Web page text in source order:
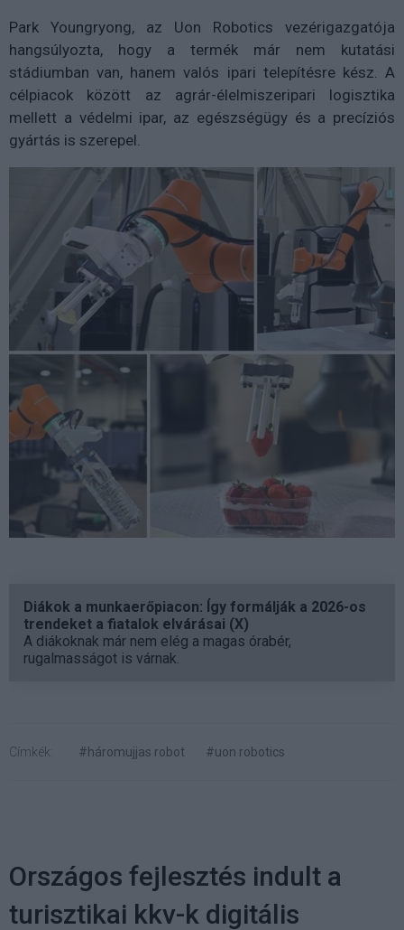
Park Youngryong, az Uon Robotics vezérigazgatója
hangsúlyozta, hogy a termék már nem kutatási
stádiumban van, hanem valós ipari telepítésre kész. A
célpiacok között az agrár-élelmiszeripari logisztika
mellett a védelmi ipar, az egészségügy és a precíziós
gyártás is szerepel.
Diákok a munkaerőpiacon: Így formálják a 2026-os
trendeket a fiatalok elvárásai (X)
A diákoknak már nem elég a magas órabér,
rugalmasságot is várnak.
Címkék: #háromujjas robot #uon robotics
Országos fejlesztés indult a
turisztikai kkv-k digitális